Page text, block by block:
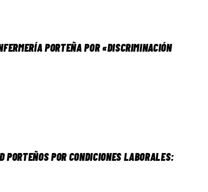
PORTEÑA POR «DISCRIMINACIÓN
POR CONDICIONES LABORALES: